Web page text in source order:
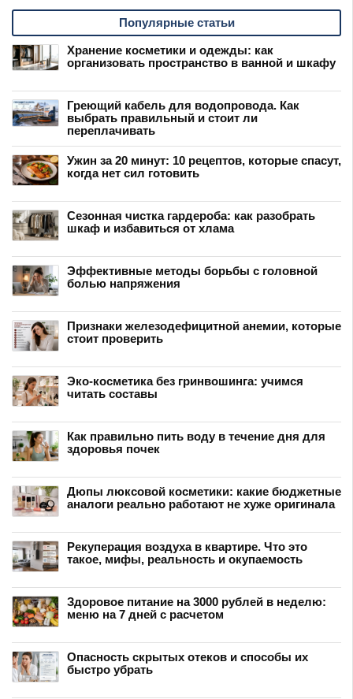
Популярные статьи
Хранение косметики и одежды: как
организовать пространство в ванной и шкафу
Греющий кабель для водопровода. Как
выбрать правильный и стоит ли
переплачивать
Ужин за 20 минут: 10 рецептов, которые спасут,
когда нет сил готовить
Сезонная чистка гардероба: как разобрать
шкаф и избавиться от хлама
Эффективные методы борьбы с головной
болью напряжения
Признаки железодефицитной анемии, которые
стоит проверить
Эко-косметика без гринвошинга: учимся
читать составы
Как правильно пить воду в течение дня для
здоровья почек
Дюпы люксовой косметики: какие бюджетные
аналоги реально работают не хуже оригинала
Рекуперация воздуха в квартире. Что это
такое, мифы, реальность и окупаемость
Здоровое питание на 3000 рублей в неделю:
меню на 7 дней с расчетом
Опасность скрытых отеков и способы их
быстро убрать